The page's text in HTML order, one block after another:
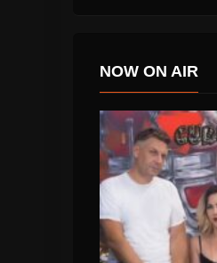
NOW ON AIR